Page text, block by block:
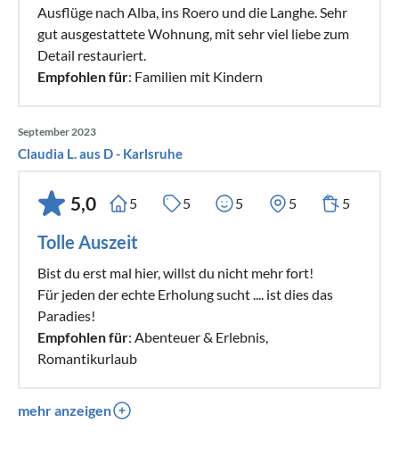
Ausflüge nach Alba, ins Roero und die Langhe. Sehr
gut ausgestattete Wohnung, mit sehr viel liebe zum
Detail restauriert.
Empfohlen für: Familien mit Kindern
September 2023
Claudia L. aus D - Karlsruhe
5,0 5 5 5 5 5
Tolle Auszeit
Bist du erst mal hier, willst du nicht mehr fort!
Für jeden der echte Erholung sucht .... ist dies das
Paradies!
Empfohlen für: Abenteuer & Erlebnis,
Romantikurlaub
mehr anzeigen